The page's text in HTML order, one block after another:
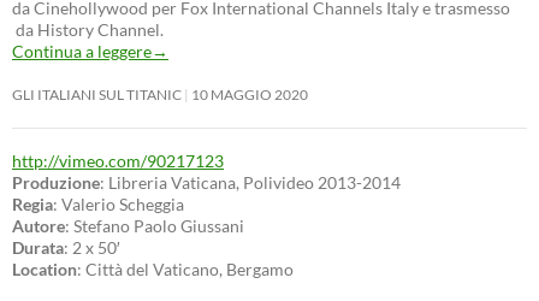
da Cinehollywood per Fox International Channels Italy e trasmesso
da History Channel.
Continua a leggere→
GLI ITALIANI SUL TITANIC 10 MAGGIO 2020
http://vimeo.com/90217123
Produzione: Libreria Vaticana, Polivideo 2013-2014
Regia: Valerio Scheggia
Autore: Stefano Paolo Giussani
Durata: 2 x 50′
Location: Città del Vaticano, Bergamo